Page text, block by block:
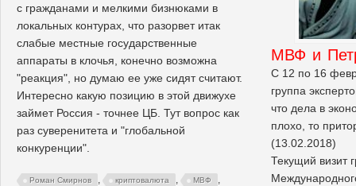
с гражданами и мелкими бизнюками в
локальных контурах, что разорвет итак
слабые местные государственные
аппараты в клочья, конечно возможна
"реакция", но думаю ее уже сидят считают.
Интересно какую позицию в этой движухе
займет Россия - точнее ЦБ. Тут вопрос как
раз суверенитета и "глобальной
конкуренции".
Роман Смирнов , криптовалюта , МВФ ,
МВФ и
С 12 по 16
группа
что дела в
плохо, то
(13.02.2018)
Текущий визит